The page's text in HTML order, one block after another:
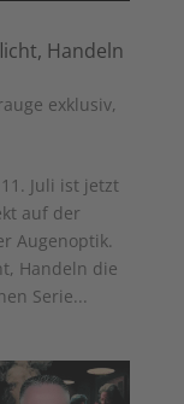
Handeln
exklusiv,
Juli ist jetzt
auf der
Augenoptik.
Handeln die
Serie...